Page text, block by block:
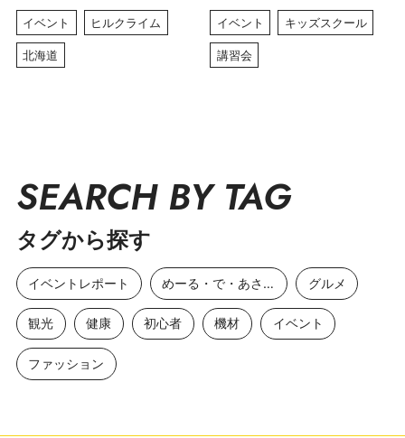
イベント ヒルクライム
北海道
イベント キッズスクール
講習会
SEARCH BY TAG
タグから探す
イベントレポート めーる・で・あさひ グルメ
観光 健康 初心者 機材 イベント
ファッション